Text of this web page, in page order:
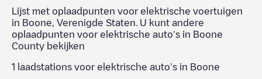
Lijst met oplaadpunten voor elektrische voertuigen
in Boone Verenigde Staten . U kunt andere
oplaadpunten voor elektrische auto's in Boone
County bekijken
1 laadstations voor elektrische auto's in Boone